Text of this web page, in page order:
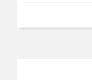
ثورهالعشرین نجف